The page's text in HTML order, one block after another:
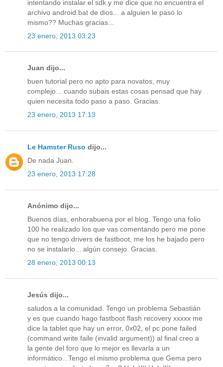
intentando instalar el sdk y me dice que no encuentra el
archivo android.bat de dios... a alguien le pasó lo
mismo?? Muchas gracias...
23 enero, 2013 03:23
Juan dijo...
buen tutorial pero no apto para novatos, muy
complejo... cuando subais estas cosas pensad que hay
quien necesita todo paso a paso. Gracias.
23 enero, 2013 17:13
Le Hamster Ruso dijo...
De nada Juan.
23 enero, 2013 17:28
Anónimo dijo...
Buenos días, enhorabuena por el blog. Tengo una folio
100 he realizado los que vas comentando pero me pone
que no tengo drivers de fastboot, me los he bajado pero
no se instalarlo... algún consejo. Gracias.
28 enero, 2013 00:13
Jesús dijo...
saludos a la comunidad. Tengo un problema Sebastián
y es que cuando hago fastboot flash recovery xxxxx me
dice la tablet que hay un error, 0x02, el pc pone failed
(command write faile (invalid argument)) al final creo a
la gente del foro que lo mejor es llevarla a un
informático...Tengo el mismo problema que Gema pero